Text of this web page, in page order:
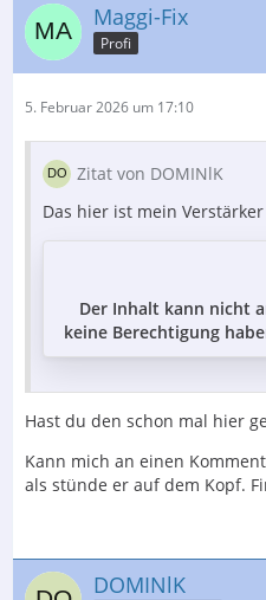
Maggi-Fix
Profi
5. Februar 2026 um 17:10
Zitat von DOMINlK
Das hier ist mein
Der Inhalt kann nicht
keine Berechtigung
Hast du den schon mal hier
Kann mich an einen
als stünde er auf dem Kopf.
DOMINlK